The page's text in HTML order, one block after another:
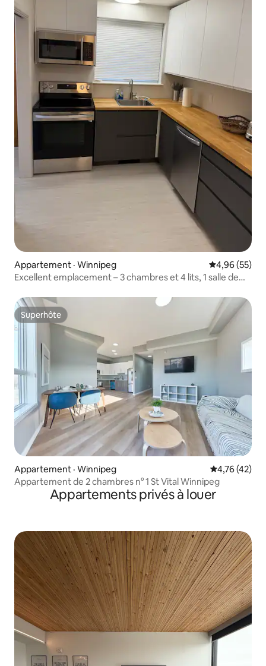
Appartement · Winnipeg Note
4,96 (55)
Excellent emplacement – 3 chambres et 4 lits, 1 salle de
Superhôte
Superhôte
Appartement · Winnipeg Note
4,76 (42)
Appartement de 2 chambres n° 1 St Vital Winnipeg
Appartements privés à louer